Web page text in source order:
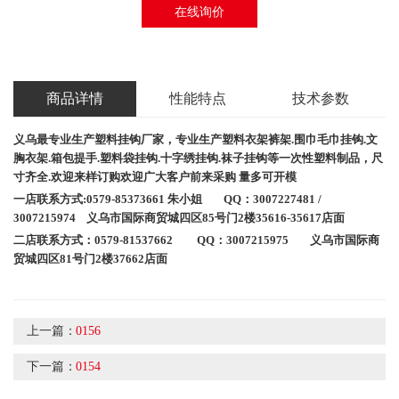
在线询价
商品详情 性能特点 技术参数
义乌最专业生产塑料挂钩厂家，专业生产塑料衣架裤架.围巾毛巾挂钩.文
胸衣架.箱包提手.塑料袋挂钩.十字绣挂钩.袜子挂钩等一次性塑料制品，尺
寸齐全.欢迎来样订购欢迎广大客户前来采购 量多可开模
一店联系方式:0579-85373661 朱小姐 QQ ： 3007227481 /
3007215974
义乌市国际商贸城四区85号门2楼35616-35617店面
二店联系方式： 0579-81537662 QQ：3007215975
义乌市国际商
贸城四区81号门2楼37662店面
上一篇：0156
下一篇：0154